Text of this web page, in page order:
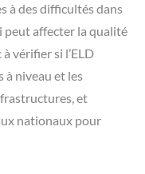
à des difficultés dans
peut affecter la qualité
vérifier si l’ELD
à niveau et les
et
nationaux pour